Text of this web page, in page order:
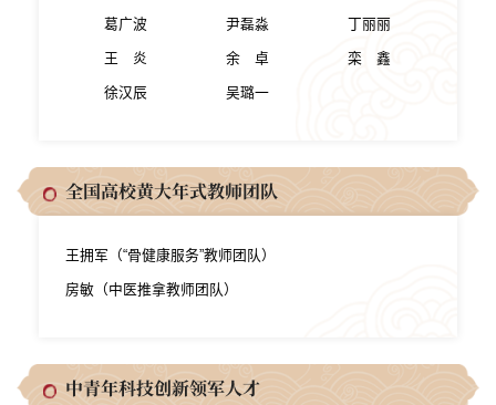
葛广波 尹磊淼 丁丽丽
王 炎 余 卓 栾 鑫
徐汉辰 吴璐一
全国高校黄大年式教师团队
王拥军（“骨健康服务”教师团队）
房敏（中医推拿教师团队）
中青年科技创新领军人才